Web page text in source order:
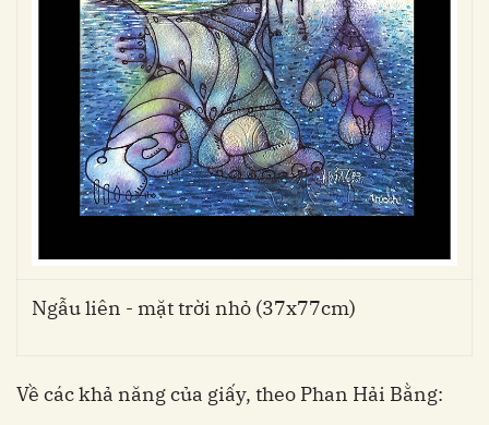
Ngẫu liên - mặt trời nhỏ (37x77cm)
Về các khả năng của giấy, theo Phan Hải Bằng: